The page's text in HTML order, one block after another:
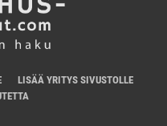
LISÄÄ YRITYS SIVUSTOLLE